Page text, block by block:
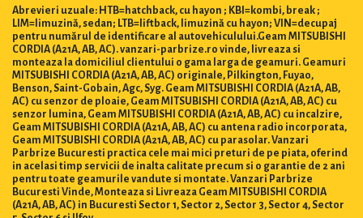
Abrevieri uzuale: HTB=hatchback, cu hayon ; KBI=kombi, break ;
LIM=limuzină, sedan; LTB=liftback, limuzină cu hayon; VIN=decupaj
pentru numărul de identificare al autovehiculului.Geam MITSUBISHI
CORDIA (A21A, AB, AC). vanzari-parbrize.ro vinde, livreaza si
monteaza la domiciliul clientului o gama larga de geamuri. Geamuri
MITSUBISHI CORDIA (A21A, AB, AC) originale, Pilkington, Fuyao,
Benson, Saint-Gobain, Agc, Syg. Geam MITSUBISHI CORDIA (A21A, AB,
AC) cu senzor de ploaie, Geam MITSUBISHI CORDIA (A21A, AB, AC) cu
senzor lumina, Geam MITSUBISHI CORDIA (A21A, AB, AC) cu incalzire,
Geam MITSUBISHI CORDIA (A21A, AB, AC) cu antena radio incorporata,
Geam MITSUBISHI CORDIA (A21A, AB, AC) cu parasolar. Vanzari
Parbrize Bucuresti practica cele mai mici preturi de pe piata, oferind
in acelasi timp servicii de inalta calitate precum si o garantie de 2 ani
pentru toate geamurile vandute si montate. Vanzari Parbrize
Bucuresti Vinde, Monteaza si Livreaza Geam MITSUBISHI CORDIA
(A21A, AB, AC) in Bucuresti Sector 1, Sector 2, Sector 3, Sector 4, Sector
5, Sector 6 si Ilfov.